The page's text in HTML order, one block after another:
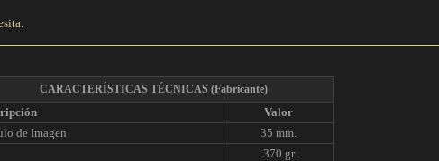
CARACTERÍSTICAS TÉCNICAS (Fabricante)
Valor
de Imagen
35 mm.
370 gr.